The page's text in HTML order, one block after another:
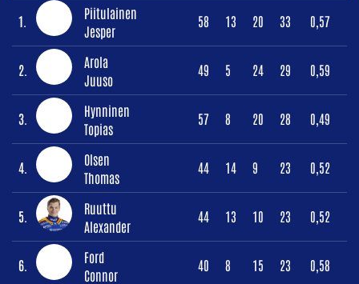
1.
Piitulainen
Jesper
58 13 20 33 0,57
2.
Arola
Juuso
49 5 24 29 0,59
3.
Hynninen
Topias
57 8 20 28 0,49
4.
Olsen
Thomas
44 14 9 23 0,52
5.
Ruuttu
Alexander
44 13 10 23 0,52
6.
Ford
Connor
40 8 15 23 0,58